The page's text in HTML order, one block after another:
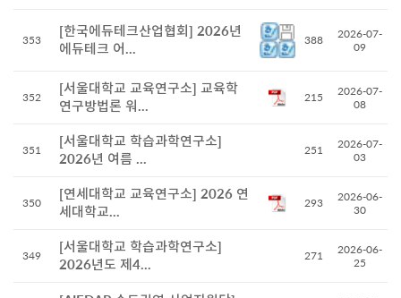
353
[한국에듀테크산업협회] 2026년
에듀테크 어...
388
2026-07-
09
352
[서울대학교 교육연구소] 교육학
연구방법론 워...
215
2026-07-
08
351
[서울대학교 학습과학연구소]
2026년 여름 ...
251
2026-07-
03
350
[연세대학교 교육연구소] 2026 연
세대학교...
293
2026-06-
30
349
[서울대학교 학습과학연구소]
2026년도 제4...
271
2026-06-
25